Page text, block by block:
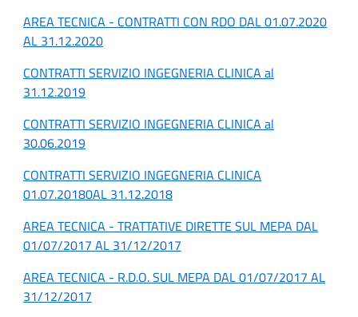
AREA TECNICA - CONTRATTI CON RDO DAL 01.07.2020
AL 31.12.2020
CONTRATTI SERVIZIO INGEGNERIA CLINICA al
31.12.2019
CONTRATTI SERVIZIO INGEGNERIA CLINICA al
30.06.2019
CONTRATTI SERVIZIO INGEGNERIA CLINICA
01.07.20180AL 31.12.2018
AREA TECNICA - TRATTATIVE DIRETTE SUL MEPA DAL
01/07/2017 AL 31/12/2017
AREA TECNICA - R.D.O. SUL MEPA DAL 01/07/2017 AL
31/12/2017